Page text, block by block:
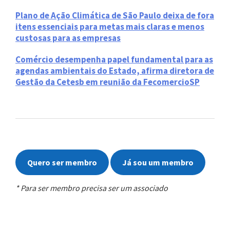
Plano de Ação Climática de São Paulo deixa de fora
itens essenciais para metas mais claras e menos
custosas para as empresas
Comércio desempenha papel fundamental para as
agendas ambientais do Estado, afirma diretora de
Gestão da Cetesb em reunião da FecomercioSP
Quero ser membro Já sou um membro
* Para ser membro precisa ser um associado